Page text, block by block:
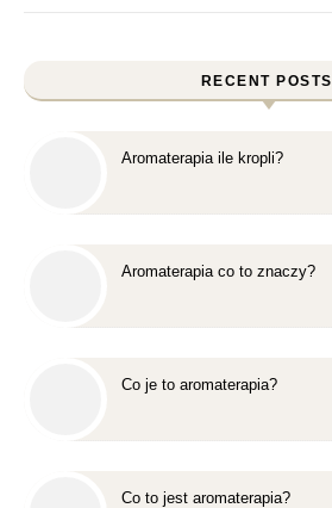
RECENT POSTS
Aromaterapia ile kropli?
Aromaterapia co to znaczy?
Co je to aromaterapia?
Co to jest aromaterapia?